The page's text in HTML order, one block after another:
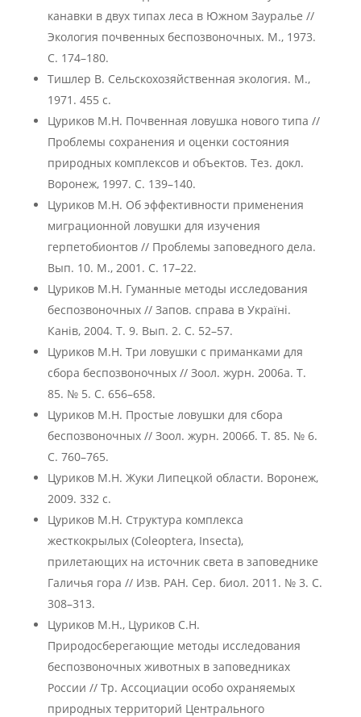
канавки в двух типах леса в Южном Зауралье //
Экология почвенных беспозвоночных. М., 1973.
С. 174–180.
Тишлер В. Сельскохозяйственная экология. М.,
1971. 455 с.
Цуриков М.Н. Почвенная ловушка нового типа //
Проблемы сохранения и оценки состояния
природных комплексов и объектов. Тез. докл.
Воронеж, 1997. С. 139–140.
Цуриков М.Н. Об эффективности применения
миграционной ловушки для изучения
герпетобионтов // Проблемы заповедного дела.
Вып. 10. М., 2001. С. 17–22.
Цуриков М.Н. Гуманные методы исследования
беспозвоночных // Запов. справа в Украïнi.
Канiв, 2004. Т. 9. Вып. 2. С. 52–57.
Цуриков М.Н. Три ловушки с приманками для
сбора беспозвоночных // Зоол. журн. 2006а. Т.
85. № 5. С. 656–658.
Цуриков М.Н. Простые ловушки для сбора
беспозвоночных // Зоол. журн. 2006б. Т. 85. № 6.
С. 760–765.
Цуриков М.Н. Жуки Липецкой области. Воронеж,
2009. 332 с.
Цуриков М.Н. Структура комплекса
жесткокрылых (Coleoptera, Insecta),
прилетающих на источник света в заповеднике
Галичья гора // Изв. РАН. Сер. биол. 2011. № 3. С.
308–313.
Цуриков М.Н., Цуриков С.Н.
Природосберегающие методы исследования
беспозвоночных животных в заповедниках
России // Тр. Ассоциации особо охраняемых
природных территорий Центрального